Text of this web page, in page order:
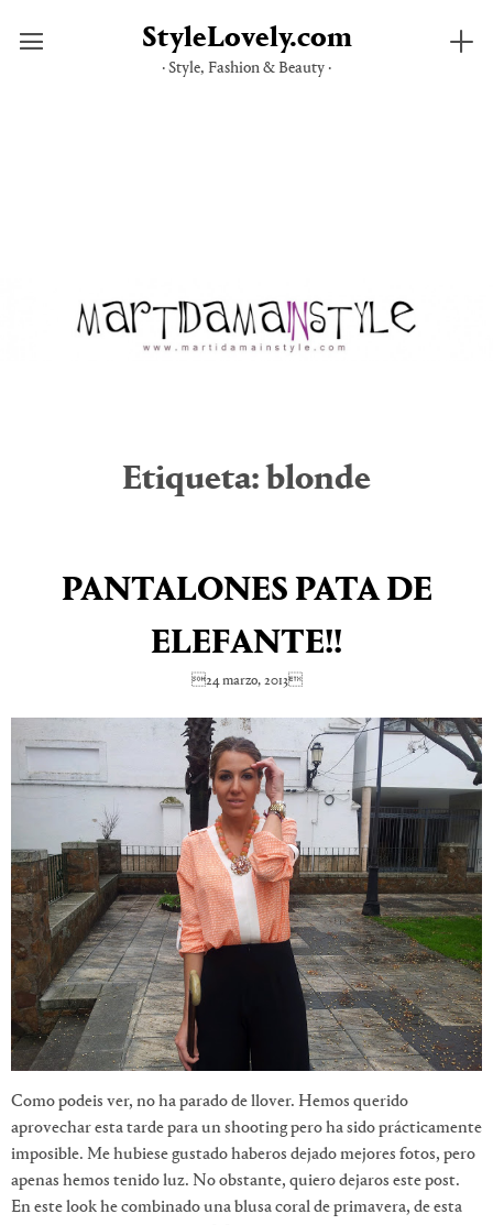
StyleLovely.com
· Style, Fashion & Beauty ·
Etiqueta: blonde
PANTALONES PATA DE
ELEFANTE!!
24 marzo, 2013
Como podeis ver, no ha parado de llover. Hemos querido
aprovechar esta tarde para un shooting pero ha sido prácticamente
imposible. Me hubiese gustado haberos dejado mejores fotos, pero
apenas hemos tenido luz. No obstante, quiero dejaros este post.
En este look he combinado una blusa coral de primavera, de esta